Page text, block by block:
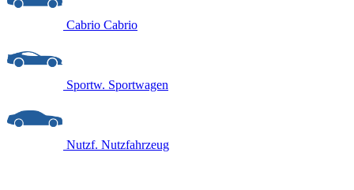
Cabrio Cabrio
Sportw. Sportwagen
Nutzf. Nutzfahrzeug